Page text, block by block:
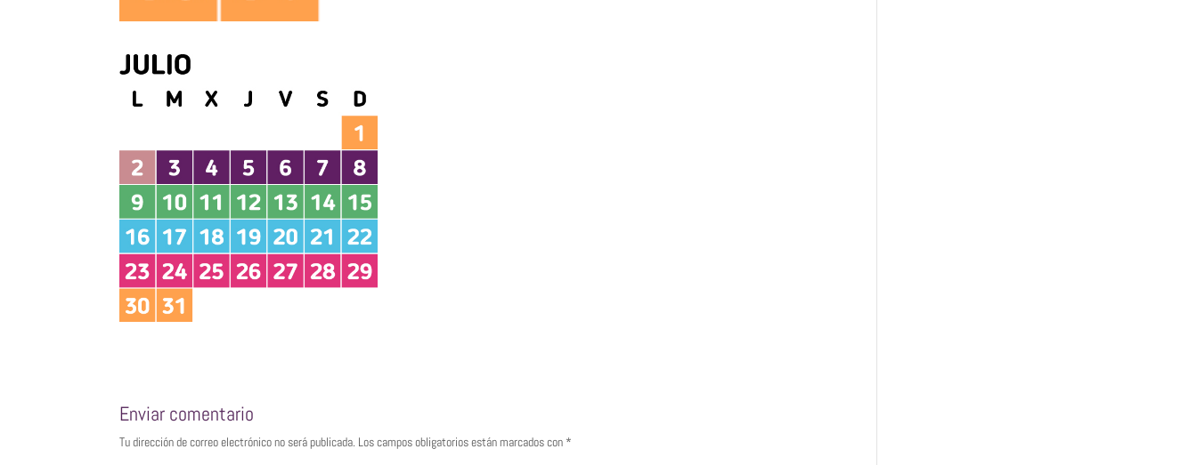
Enviar comentario
Tu dirección de correo electrónico no será publicada. Los campos obligatorios están marcados con *